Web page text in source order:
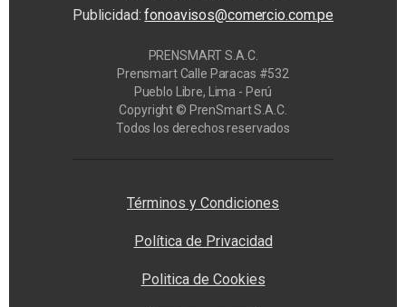
Publicidad:fonoavisos@comercio.com.pe
PRENSMART S.A.C.
Prensmart Calle Paracas #532
Pueblo Libre, Lima - Perú
Copyright © PrenSmart S.A.C.
Todos los derechos reservados
Términos y Condiciones
Política de Privacidad
Politica de Cookies